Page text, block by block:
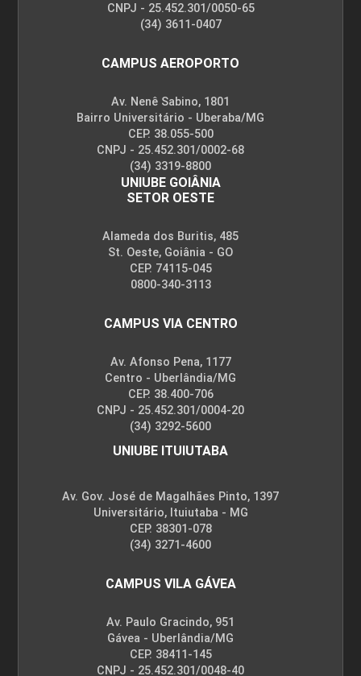
CNPJ - 25.452.301/0050-65
(34) 3611-0407
CAMPUS AEROPORTO
Av. Nenê Sabino, 1801
Bairro Universitário - Uberaba/MG
CEP. 38.055-500
CNPJ - 25.452.301/0002-68
(34) 3319-8800
UNIUBE GOIÂNIA
SETOR OESTE
Alameda dos Buritis, 485
St. Oeste, Goiânia - GO
CEP. 74115-045
0800-340-3113
CAMPUS VIA CENTRO
Av. Afonso Pena, 1177
Centro - Uberlândia/MG
CEP. 38.400-706
CNPJ - 25.452.301/0004-20
(34) 3292-5600
UNIUBE ITUIUTABA
Av. Gov. José de Magalhães Pinto, 1397
Universitário, Ituiutaba - MG
CEP. 38301-078
(34) 3271-4600
CAMPUS VILA GÁVEA
Av. Paulo Gracindo, 951
Gávea - Uberlândia/MG
CEP. 38411-145
CNPJ - 25.452.301/0048-40